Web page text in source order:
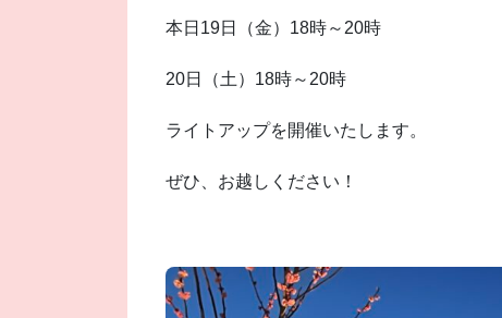
本日19日（金）18時～20時
20日（土）18時～20時
ライトアップを開催いたします。
ぜひ、お越しください！